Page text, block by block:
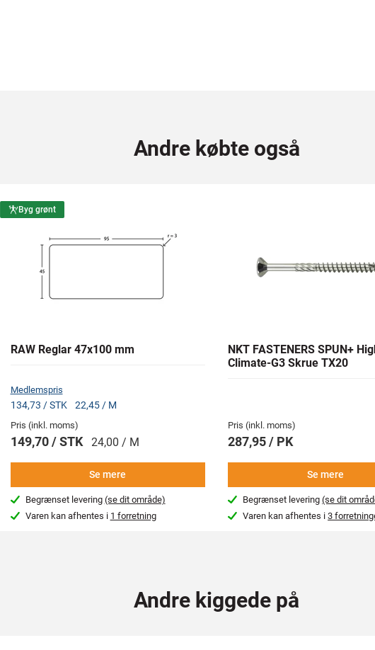
Andre købte også
Byg grønt
RAW Reglar 47x100 mm
Medlemspris
134,73 / STK 22,45 / M
Pris (inkl. moms)
149,70 / STK 24,00 / M
Se mere
Begrænset levering (se dit område)
Varen kan afhentes i 1 forretning
NKT FASTENERS SPUN+
Climate-G3 Skrue TX20
Pris (inkl. moms)
287,95 / PK
Se mere
Begrænset levering(se dit
Varen kan afhentes i3
Andre kiggede på